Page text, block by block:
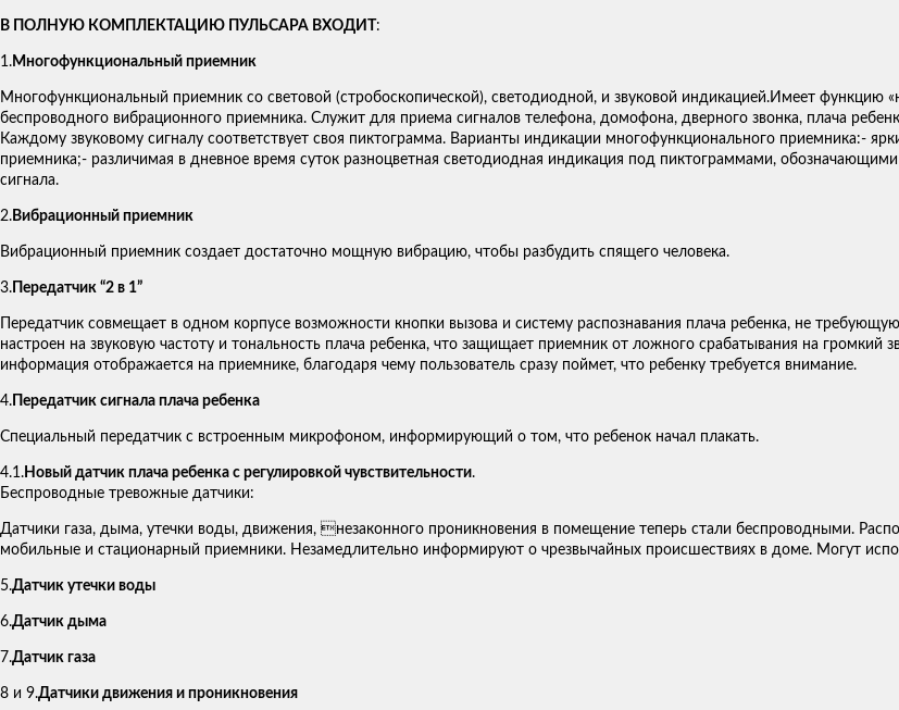
В ПОЛНУЮ КОМПЛЕКТАЦИЮ ПУЛЬСАРА ВХОДИТ :
1.Многофункциональный приемник
Многофункциональный приемник со световой (стробоскопической), светодиодной, и звуковой индикацией.Имеет функцию
беспроводного вибрационного приемника. Служит для приема сигналов телефона, домофона, дверного звонка, плача
Каждому звуковому сигналу соответствует своя пиктограмма. Варианты индикации многофункционального приемника:-
приемника;- различимая в дневное время суток разноцветная светодиодная индикация под пиктограммами,
сигнала.
2. Вибрационный приемник
Вибрационный приемник создает достаточно мощную вибрацию, чтобы разбудить спящего человека.
3. Передатчик “2 в 1”
Передатчик совмещает в одном корпусе возможности кнопки вызова и систему распознавания плача ребенка, не
настроен на звуковую частоту и тональность плача ребенка, что защищает приемник от ложного срабатывания на
информация отображается на приемнике, благодаря чему пользователь сразу поймет, что ребенку требуется внимание.
4. Передатчик сигнала плача ребенка
Специальный передатчик с встроенным микрофоном, информирующий о том, что ребенок начал плакать.
4.1. Новый датчик плача ребенка с регулировкой чувствительности.
Беспроводные тревожные датчики:
Датчики газа, дыма, утечки воды, движения, незаконного проникновения в помещение теперь стали беспроводными.
мобильные и стационарный приемники. Незамедлительно информируют о чрезвычайных происшествиях в доме. Могут
5.Датчик утечки воды
6.Датчик дыма
7.Датчик газа
8 и 9.Датчики движения и проникновения